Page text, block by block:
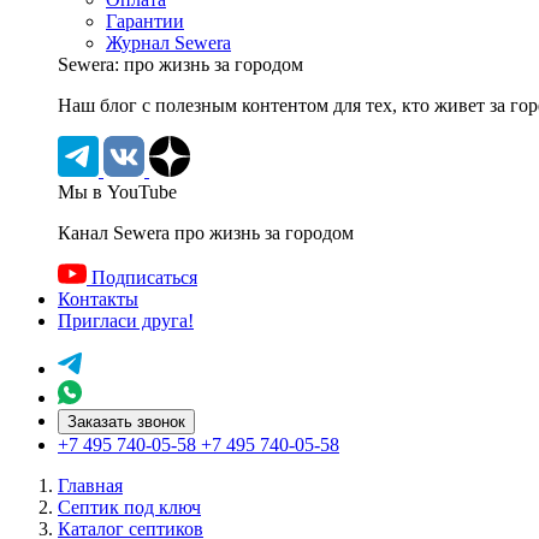
Гарантии
Журнал Sewera
Sewera: про жизнь за городом
Наш блог c полезным контентом для тех, кто живет за
Мы в YouTube
Канал Sewera про жизнь за городом
Подписаться
Контакты
Пригласи друга!
Заказать звонок
+7 495 740-05-58 +7 495 740-05-58
Главная
Септик под ключ
Каталог септиков